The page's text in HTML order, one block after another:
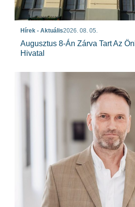
Hírek - Aktuális2026. 08. 05.
Augusztus 8-Án Zárva Tart Az
Hivatal